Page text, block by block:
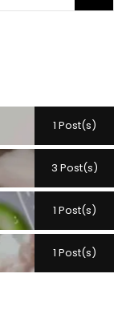
1 Post(s)
3 Post(s)
1 Post(s)
1 Post(s)